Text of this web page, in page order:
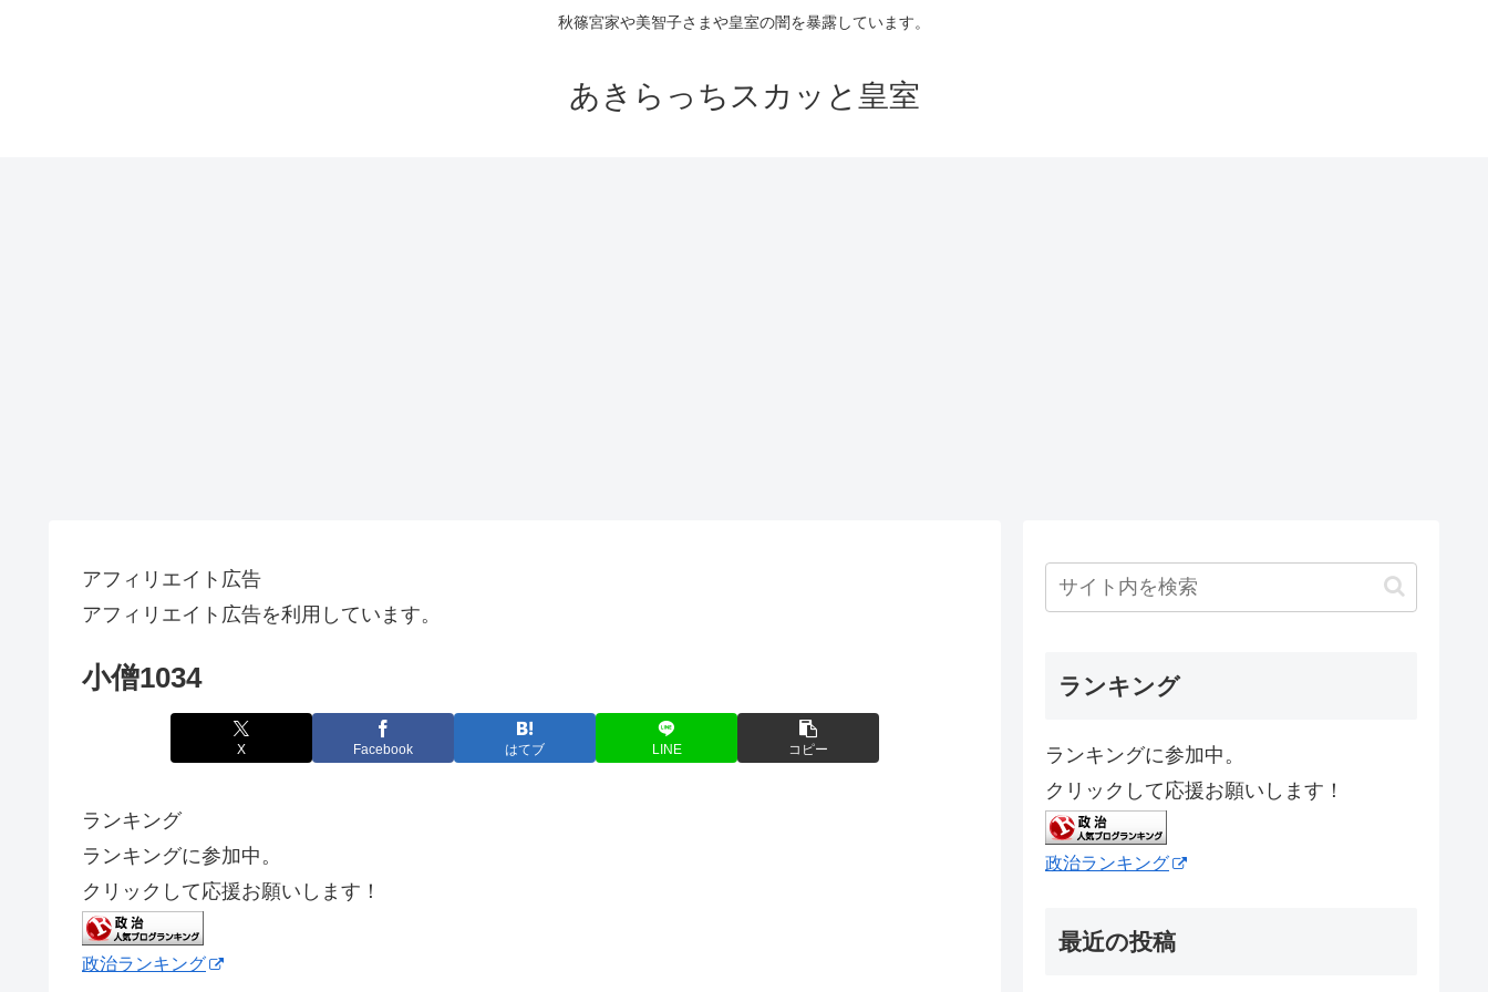
秋篠宮家や美智子さまや皇室の闇を暴露しています。
あきらっちスカッと皇室
アフィリエイト広告
アフィリエイト広告を利用しています。
小僧1034
X Facebook はてブ LINE コピー
ランキング
ランキングに参加中。
クリックして応援お願いします！
政治ランキング
ランキング
ランキングに参加中。
クリックして応援お願いします！
政治ランキング
最近の投稿